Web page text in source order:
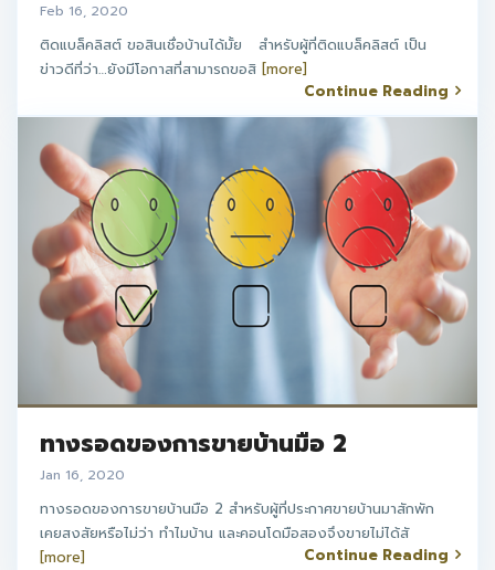
Feb 16, 2020
ติดแบล็คลิสต์ ขอสินเชื่อบ้านได้มั้ย สำหรับผู้ที่ติดแบล็คลิสต์ เป็น
ข่าวดีที่ว่า…ยังมีโอกาสที่สามารถขอสิ [more]
Continue Reading
ทางรอดของการขายบ้านมือ 2
Jan 16, 2020
ทางรอดของการขายบ้านมือ 2 สำหรับผู้ที่ประกาศขายบ้านมาสักพัก
เคยสงสัยหรือไม่ว่า ทำไมบ้าน และคอนโดมือสองจึงขายไม่ได้สั
[more]
Continue Reading